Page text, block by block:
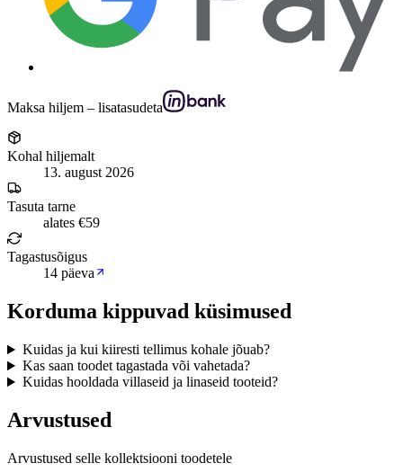
Maksa hiljem – lisatasudeta
Kohal hiljemalt
13. august 2026
Tasuta tarne
alates €59
Tagastusõigus
14 päeva
Korduma kippuvad küsimused
Kuidas ja kui kiiresti tellimus kohale jõuab?
Kas saan toodet tagastada või vahetada?
Kuidas hooldada villaseid ja linaseid tooteid?
Arvustused
Arvustused selle kollektsiooni toodetele